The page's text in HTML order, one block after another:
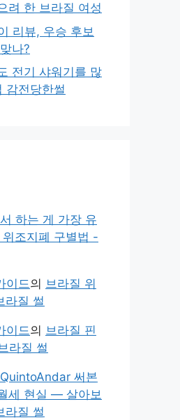
려 한 브라질 여성
리뷰, 우승 후보
나?
전기 샤워기를 많
감전당한썰
하는 게 가장 유
위조지폐 구별법 -
이드의 브라질 위
라질 썰
이드의 브라질 핀
라질 썰
써본
세 현실 — 살아보
라질 썰